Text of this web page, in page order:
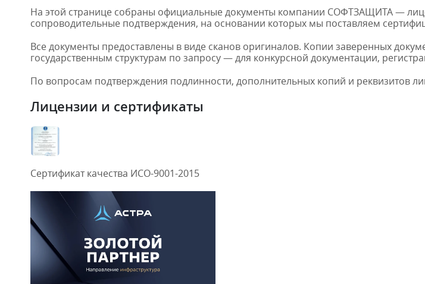
На этой странице собраны официальные документы компании СОФТЗАЩИТА —
сопроводительные подтверждения, на основании которых мы поставляем
Все документы предоставлены в виде сканов оригиналов. Копии заверенных
государственным структурам по запросу — для конкурсной документации,
По вопросам подтверждения подлинности, дополнительных копий и реквизитов
Лицензии и сертификаты
Сертификат качества ИСО-9001-2015